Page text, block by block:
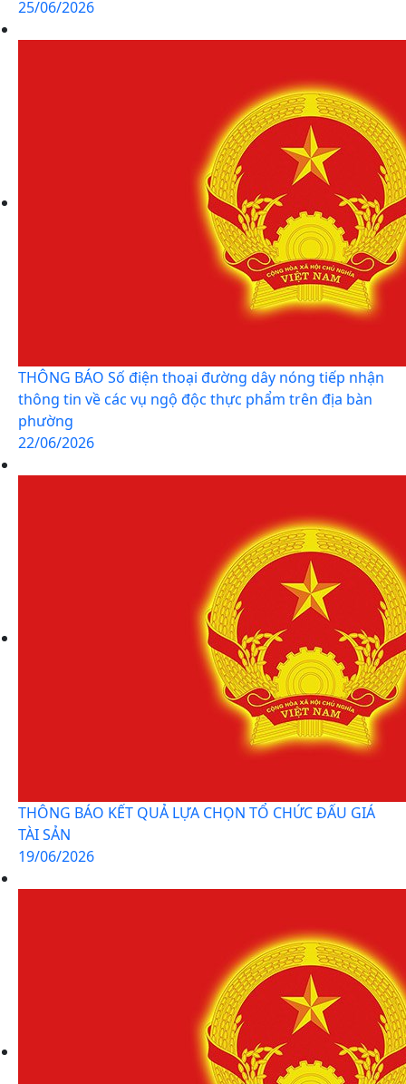
25/06/2026
THÔNG BÁO Số điện thoại đường dây nóng tiếp nhận
thông tin về các vụ ngộ độc thực phẩm trên địa bàn
phường
22/06/2026
THÔNG BÁO KẾT QUẢ LỰA CHỌN TỔ CHỨC ĐẤU GIÁ
TÀI SẢN
19/06/2026